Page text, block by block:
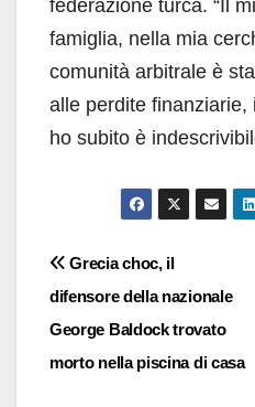
federazione turca. “Il
famiglia, nella mia
comunità arbitrale è
alle perdite
ho subito è
Navigazione
articoli
Grecia choc, il
difensore della nazionale
George Baldock trovato
morto nella piscina di casa